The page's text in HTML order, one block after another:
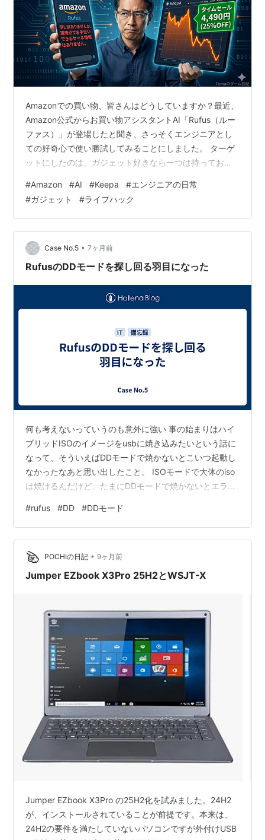
Amazonでの買い物、皆さんはどうしていますか？最近、
Amazon公式からお買い物アシスタントAI「Rufus（ルー
ファス）」が登場したと聞き、さっそくエンジニアとし
ての好奇心で使い勝試してみることにしました。 ターゲ
ットにしたのは、ガジェット好きなら一つは持っておき
モバイルバッテリー」です。最新AIは、本当に「買い
時」を正しく判定してくれるのでしょうか？
#Amazon #AI #Keepa #エンジニアの日常
#ガジェット #ライフハック
Case No.5 • 7ヶ月前
RufusのDDモードを探し回る羽目になった
何も考えないっていうのも意外に強い 事の始まりはハイ
ブリッドISOのイメージをusbに焼き込みたいという話に
なって、そういえばDDモードで焼かないとこいつ起動し
なかったなあと思い出したこと。 ISOモードで大体のiso
は焼けるんだけど、たまにDDモードで焼かないとエラー
で、rufusでその設定項目を探すんだけど、無いんだよ
ね。存在しない。でも画像検索すると、フォーマットの
ところにちゃんとチェックボックスがある。どういうこ
と・・・。 何も考えないっていうのも意外に強い スター
トを押したらポップアップウインドウがある
#rufus #DD #DDモード
POCHIの日記 • 9ヶ月前
Jumper EZbook X3Pro 25H2とWSJT-X
Jumper EZbook X3Pro の25H2化を試みました。24H2
が、インストールされていることが前提です。本来は、
24H2の要件を満たしていないパソコンですが外付けUSB